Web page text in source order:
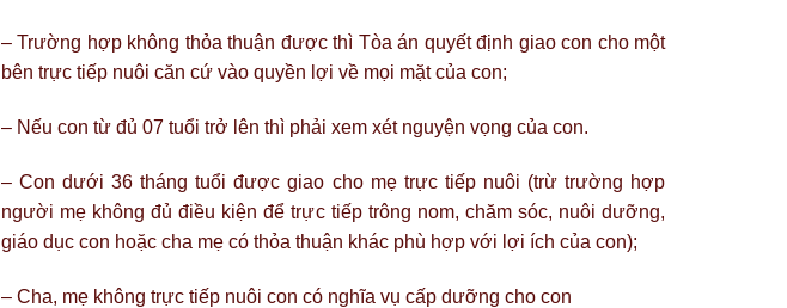
– Trường hợp không thỏa thuận được thì Tòa án quyết định giao con cho một
bên trực tiếp nuôi căn cứ vào quyền lợi về mọi mặt của con;
– Nếu con từ đủ 07 tuổi trở lên thì phải xem xét nguyện vọng của con.
– Con dưới 36 tháng tuổi được giao cho mẹ trực tiếp nuôi (trừ trường hợp
người mẹ không đủ điều kiện để trực tiếp trông nom, chăm sóc, nuôi dưỡng,
giáo dục con hoặc cha mẹ có thỏa thuận khác phù hợp với lợi ích của con);
– Cha, mẹ không trực tiếp nuôi con có nghĩa vụ cấp dưỡng cho con